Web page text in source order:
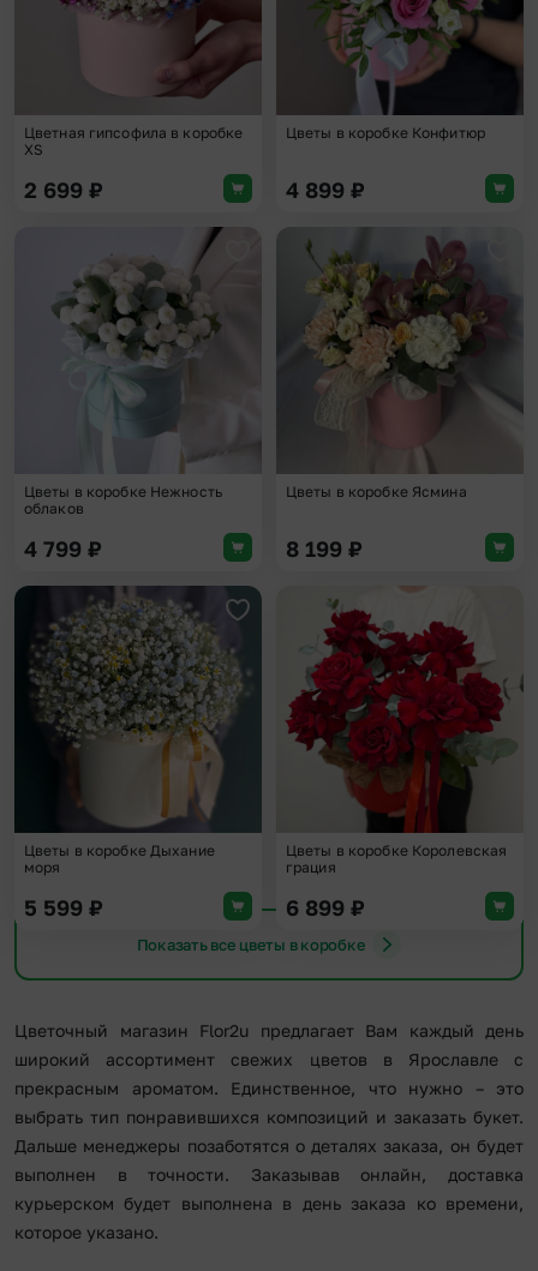
Цветная гипсофила в коробке
XS
2 699 ₽
Цветы в коробке Конфитюр
4 899 ₽
Добавить в избранное
Цветы в коробке Нежность
облаков
4 799 ₽
Цветы в коробке Ясмина
8 199 ₽
Добавить в избранное
Цветы в коробке Дыхание
моря
5 599 ₽
Цветы в коробке Королевская
грация
6 899 ₽
Показать все цветы в коробке
Цветочный магазин Flor2u предлагает Вам каждый день
широкий ассортимент свежих цветов в Ярославле с
прекрасным ароматом. Единственное, что нужно – это
выбрать тип понравившихся композиций и заказать букет.
Дальше менеджеры позаботятся о деталях заказа, он будет
выполнен в точности. Заказывав онлайн, доставка
курьерском будет выполнена в день заказа ко времени,
которое указано.